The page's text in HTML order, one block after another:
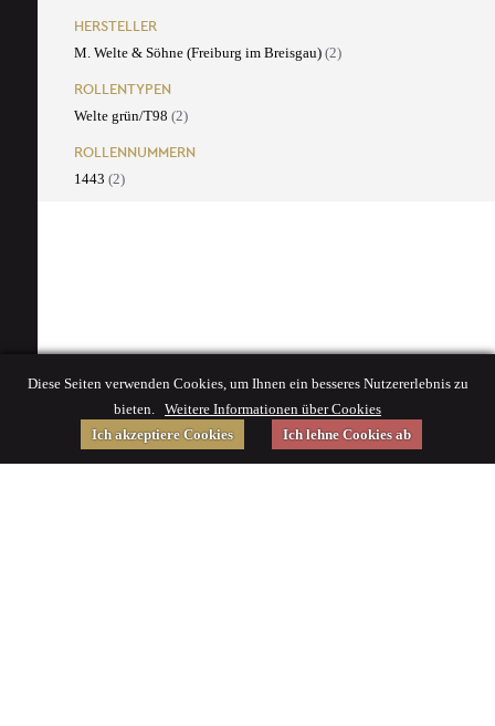
HERSTELLER
M. Welte & Söhne (Freiburg im Breisgau) (2)
ROLLENTYPEN
Welte grün/T98 (2)
ROLLENNUMMERN
1443 (2)
Diese Seiten verwenden Cookies, um Ihnen ein besseres Nutzererlebnis zu
bieten. Weitere Informationen über Cookies
Ich akzeptiere Cookies
Ich lehne Cookies ab